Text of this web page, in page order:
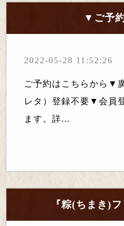
▼ご予
2022-05-28 11:52:26
ご予約はこちらから▼
レタ）登録不要 ▼会員
ます。詳...
『粽(ちまき)